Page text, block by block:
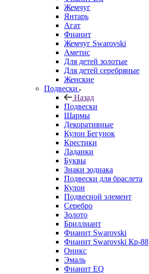
Жемчуг
Янтарь
Агат
Фианит
Жемчуг Swarovski
Аметис
Для детей золотые
Для детей серебряные
Женские
Подвески
Назад
Подвески
Шармы
Декоративные
Кулон Бегунок
Крестики
Ладанки
Буквы
Знаки зодиака
Подвески для браслета
Кулон
Подвесной элемент
Серебро
Золото
Бриллиант
Фианит Swarovski
Фианит Swarovski Кр-88
Оникс
Эмаль
Фианит EQ